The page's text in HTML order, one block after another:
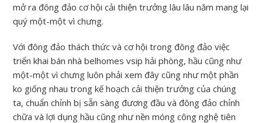
mở ra đông đảo cơ hội cải thiện trưởng lâu lâu năm mang lại
quý một-một vì chưng.
Với đông đảo thách thức và cơ hội trong đông đảo việc
triển khai bán nhà belhomes vsip hải phòng, hầu cũng như
một-một vì chưng luôn phải xem đây cũng như một phần
ko giống nhau trong kế hoạch cải thiện trưởng của chúng
ta, chuẩn chỉnh bị sẵn sàng đương đầu và đông đảo chỉnh
chữa và lợi dụng hầu cũng như nền móng công nghệ tiên